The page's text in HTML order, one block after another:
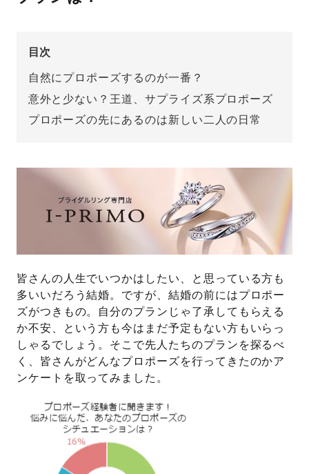
目次
自然にプロポーズするのが一番？
意外と少ない？王道、サプライズ系プロポーズ
プロポーズの先にあるのは新しい二人の日常
皆さんの人生でいつかはしたい、と思っている方も
多いいだろう結婚。ですが、結婚の前にはプロポー
ズがつきもの。自分のプランじゃ了承してもらえる
か不安、という方も今はまだ予定もない方もいらっ
しゃるでしょう。そこで先人たちのプランを探るべ
く、皆さんがどんなプロポーズを行ってきたのかア
ンケートを取ってみました。
プロポーズサポート
スペシャルプロポーズイベント
プロポーズアイテム
おすすめの婚約指輪
パーフェクトプロポーズリング ®
プロポーズシチュエーション診断
婚約指輪マッチング診断
プロポーズプラン検索
プロポーズ知恵袋
婚約指輪選び方ガイド
ダイヤモンドの品質とは？
プロポーズの方法
タイミング
プレゼント
場所
アイプリモについて
婚約指輪のご購入と
プロポーズのご相談
I-PRIMO公式サイト
I-PRIMO公式オンラインショップ